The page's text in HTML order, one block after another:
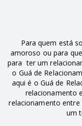
Para quem está
amoroso ou para
para ter um
o Guá de
aqui é o Guá de
relacionamento
relacionamento entre
um